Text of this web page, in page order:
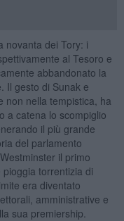
novanta dei Tory: i
al Tesoro e
abbandonato la
Il gesto di Sunak e
non nella tempistica, ha
a catena lo scompiglio
il più grande
del parlamento
il primo
torrentizia di
era diventato
amministrative e
sua premiership.